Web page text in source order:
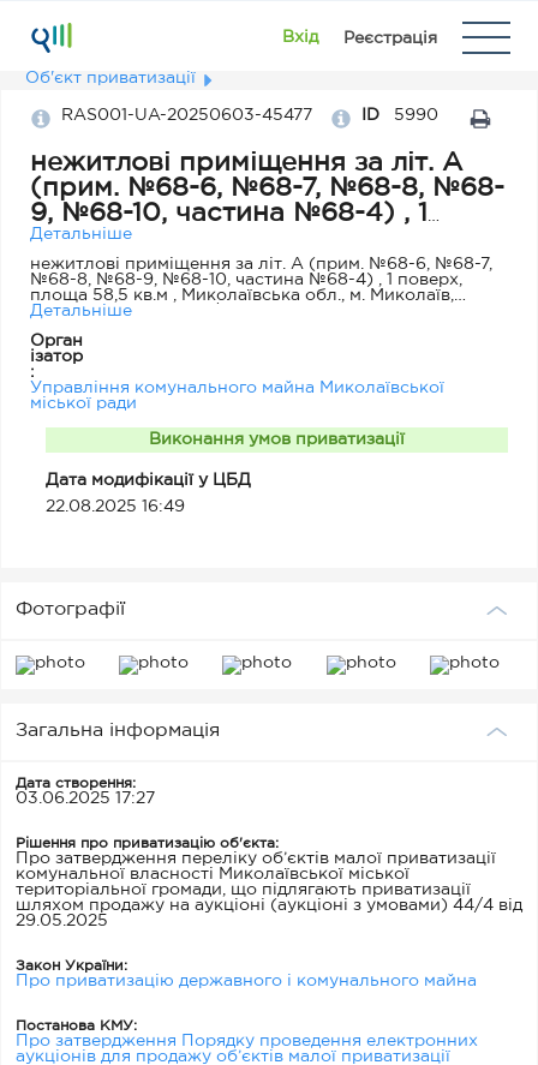
Вхід Реєстрація
Об'єкт приватизації
RAS001-UA-20250603-45477 ID 5990
нежитлові приміщення за літ. А
(прим. №68-6, №68-7, №68-8, №68-
9, №68-10, частина №68-4) , 1
поверх, площа 58,5 кв.м ,
Миколаївська обл., м. Миколаїв,
вул.Будівельників, 18/10
Детальніше
нежитлові приміщення за літ. А (прим. №68-6, №68-7,
№68-8, №68-9, №68-10, частина №68-4) , 1 поверх,
площа 58,5 кв.м , Миколаївська обл., м. Миколаїв,
вул.Будівельників, 18/10, підлягає приватизації шляхом
чинності договору оренди ( термін дії договорів
оренди до 21.06.2028)
Детальніше
Орган
ізатор
:
Управління комунального майна Миколаївської
міської ради
Виконання умов приватизації
Дата модифікації у ЦБД
22.08.2025 16:49
Фотографії
Загальна інформація
Дата створення:
03.06.2025 17:27
Рішення про приватизацію об'єкта:
Про затвердження переліку об’єктів малої приватизації
комунальної власності Миколаївської міської
територіальної громади, що підлягають приватизації
шляхом продажу на аукціоні (аукціоні з умовами) 44/4 від
29.05.2025
Закон України:
Про приватизацію державного і комунального майна
Постанова КМУ:
Про затвердження Порядку проведення електронних
аукціонів для продажу об’єктів малої приватизації